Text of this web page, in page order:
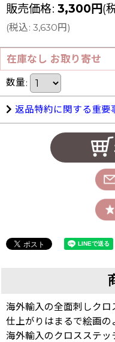
販売価格: 3,300 円(
(税込: 3,630円 )
在庫なし お取り寄せ
数量:
返品特約に関する重要
海外輸入の全面刺しクロ
仕上がりはまるで絵画の
海外輸入のクロスステ